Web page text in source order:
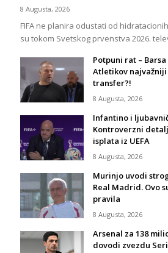
8 Augusta, 2026
FIFA ne planira odustati od
su tokom Svetskog prvenstva 2026.
Potpuni rat –
Atletikov
transfer?!
8 Augusta, 2026
Infantino i
Kontroverzni
isplata iz UEFA
8 Augusta, 2026
Murinjo uvodi
Real Madrid. Ovo
pravila
8 Augusta, 2026
Arsenal za 138
dovodi zvezdu